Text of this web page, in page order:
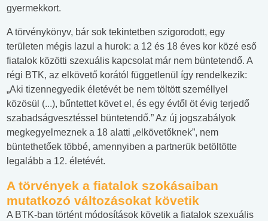
gyermekkort.
A törvénykönyv, bár sok tekintetben szigorodott, egy
területen mégis lazul a hurok: a 12 és 18 éves kor közé eső
fiatalok közötti szexuális kapcsolat már nem büntetendő. A
régi BTK, az elkövető korától függetlenül így rendelkezik:
„Aki tizennegyedik életévét be nem töltött személlyel
közösül (...), bűntettet követ el, és egy évtől öt évig terjedő
szabadságvesztéssel büntetendő.” Az új jogszabályok
megkegyelmeznek a 18 alatti „elkövetőknek”, nem
büntethetőek többé, amennyiben a partnerük betöltötte
legalább a 12. életévét.
A törvények a fiatalok szokásaiban
mutatkozó változásokat követik
A BTK-ban történt módosítások követik a fiatalok szexuális